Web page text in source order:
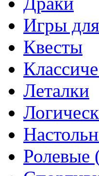
Игры
Квесты
Леталки
Ролевые